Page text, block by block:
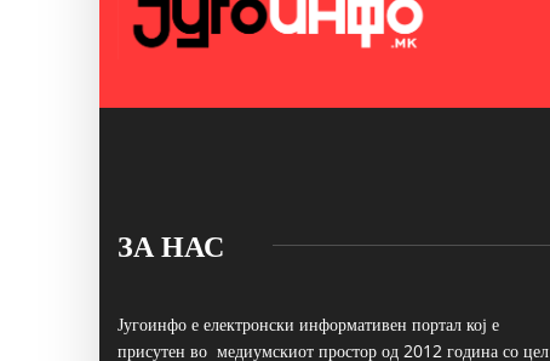
ЗА НАС
Југоинфо е електронски информативен портал кој е
присутен во медиумскиот простор од 2012 година со цел